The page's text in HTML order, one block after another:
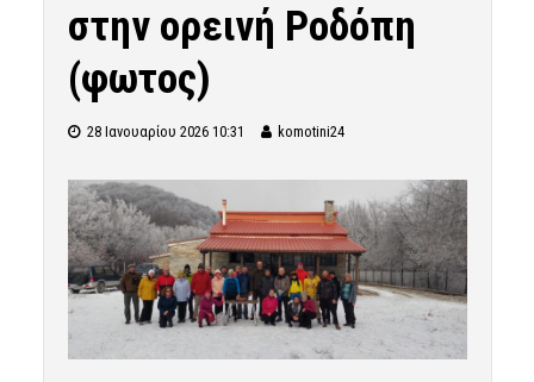
στην ορεινή Ροδόπη
(φωτος)
28 Ιανουαρίου 2026 10:31 komotini24